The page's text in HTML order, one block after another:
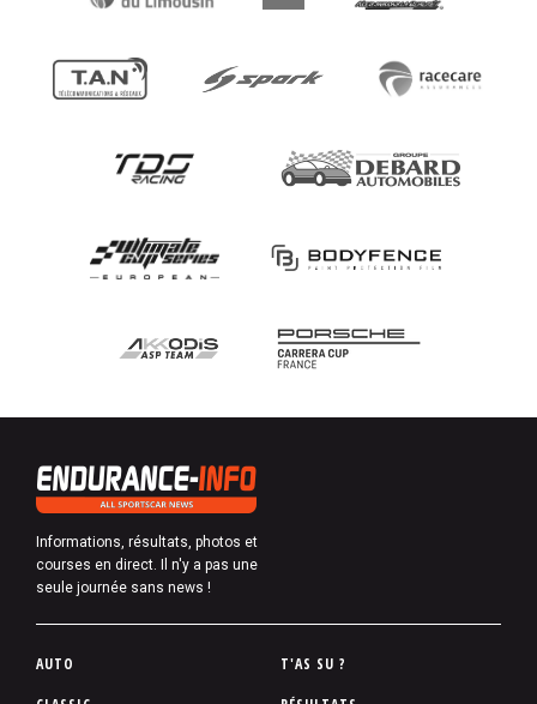
Informations, résultats, photos et
courses en direct. Il n'y a pas une
seule journée sans news !
P
AUTO
T'AS SU ?